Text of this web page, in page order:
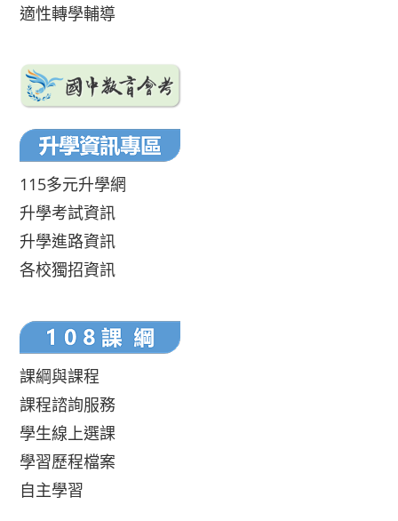
適性轉學輔導
115多元升學網
升學考試資訊
升學進路資訊
各校獨招資訊
課綱與課程
課程諮詢服務
學生線上選課
學習歷程檔案
自主學習